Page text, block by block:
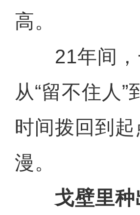
高。
21年间，
从“留不住人”
时间拨回到
漫。
戈壁里